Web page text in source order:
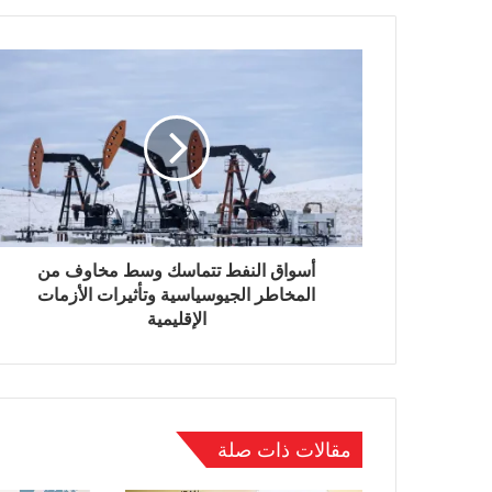
أسواق النفط تتماسك وسط مخاوف من
المخاطر الجيوسياسية وتأثيرات الأزمات
الإقليمية
مقالات ذات صلة